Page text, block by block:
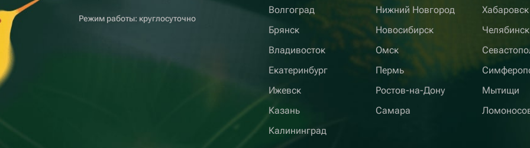
Режим работы: круглосуточно
Волгоград
Брянск
Владивосток
Екатеринбург
Ижевск
Казань
Калининград
Нижний Новгород
Новосибирск
Омск
Пермь
Ростов-на-Дону
Самара
Хабаровск
Челябинск
Мытищи